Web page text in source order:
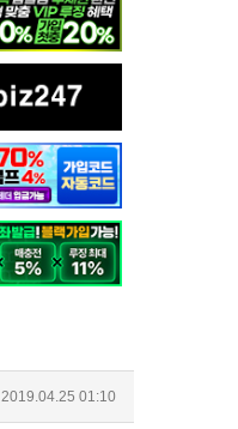
2019.04.25 01:10